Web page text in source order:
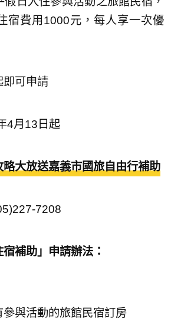
宿費用1000元，每人享一次優
即可申請
4月13日起
略大放送嘉義市國旅自由行補助
7208
宿補助」申請辦法：
與活動的旅館民宿訂房